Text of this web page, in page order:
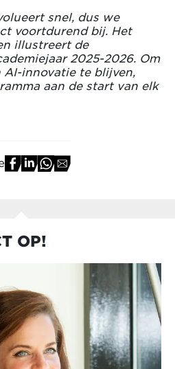
snel, dus we
voortdurend bij. Het
illustreert de
2025-2026. Om
innovatie te blijven,
aan de start van elk
OP!